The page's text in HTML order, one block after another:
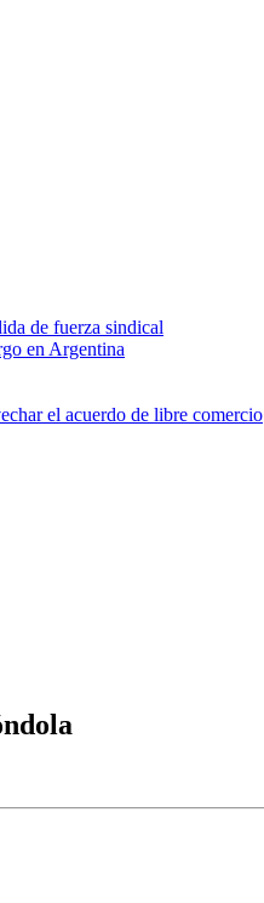
de fuerza sindical
en Argentina
el acuerdo de libre comercio